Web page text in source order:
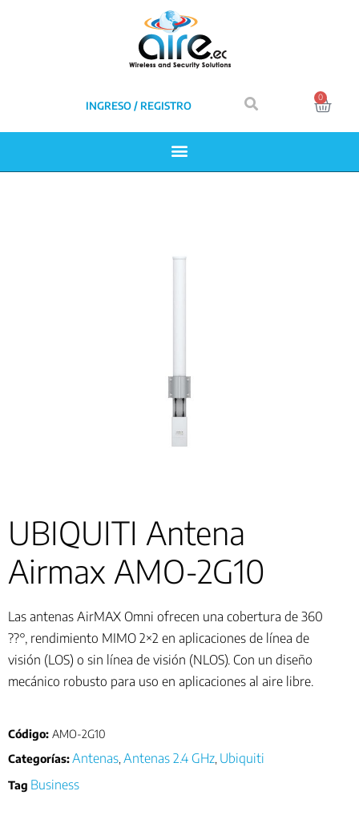
INGRESO / REGISTRO
0
UBIQUITI Antena
Airmax AMO-2G10
Las antenas AirMAX Omni ofrecen una cobertura de 360
??°, rendimiento MIMO 2×2 en aplicaciones de línea de
visión (LOS) o sin línea de visión (NLOS). Con un diseño
mecánico robusto para uso en aplicaciones al aire libre.
Código: AMO-2G10
Categorías:Antenas Antenas 2.4 GHz Ubiquiti
Tag Business